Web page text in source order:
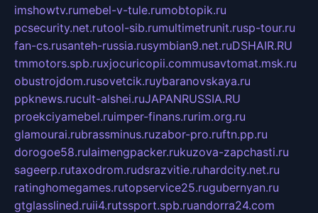
imshowtv.rumebel-v-tule.rumobtopik.ru
pcsecurity.net.rutool-sib.rumultimetrunit.rusp-tour.ru
fan-cs.rusanteh-russia.rusymbian9.net.ruDSHAIR.RU
tmmotors.spb.ruxjocuricopii.commusavtomat.msk.ru
obustrojdom.rusovetcik.ruybaranovskaya.ru
ppknews.rucult-alshei.ruJAPANRUSSIA.RU
proekciyamebel.ruimper-finans.rurim.org.ru
glamourai.rubrassminus.ruzabor-pro.ruftn.pp.ru
dorogoe58.rulaimengpacker.rukuzova-zapchasti.ru
sageerp.rutaxodrom.rudsrazvitie.ruhardcity.net.ru
ratinghomegames.rutopservice25.rugubernyan.ru
gtglasslined.ruii4.rutssport.spb.ruandorra24.com